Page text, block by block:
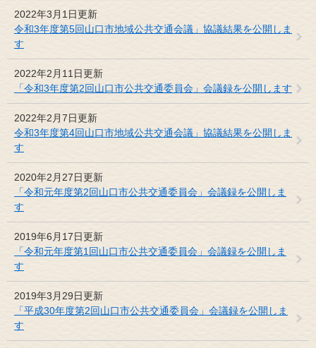
2022年3月1日更新
令和3年度第5回山口市地域公共交通会議」協議結果を公開しま
す
2022年2月11日更新
「令和3年度第2回山口市公共交通委員会」会議録を公開します
2022年2月7日更新
令和3年度第4回山口市地域公共交通会議」協議結果を公開しま
す
2020年2月27日更新
「令和元年度第2回山口市公共交通委員会」会議録を公開しま
す
2019年6月17日更新
「令和元年度第1回山口市公共交通委員会」会議録を公開しま
す
2019年3月29日更新
「平成30年度第2回山口市公共交通委員会」会議録を公開しま
す